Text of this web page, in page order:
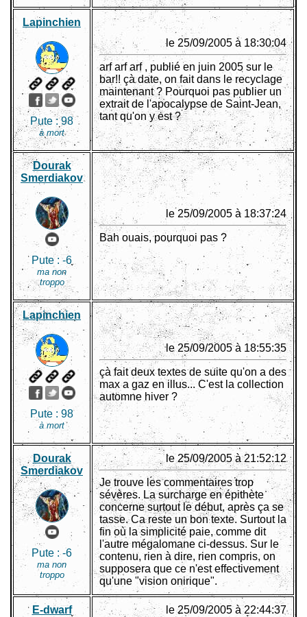
Lapinchien
Pute :98
à mort
le 25/09/2005 à 18:30:04
arf arf arf , publié en juin 2005 sur le
bar!! çà date, on fait dans le recyclage
maintenant ? Pourquoi pas publier un
extrait de l'apocalypse de Saint-Jean,
tant qu'on y est ?
Dourak
Smerdiakov
Pute : -6
ma non
troppo
le 25/09/2005 à 18:37:24
Bah ouais, pourquoi pas ?
Lapinchien
Pute : 98
à mort
le 25/09/2005 à 18:55:35
çà fait deux textes de suite qu'on a des
max a gaz en illus... C'est la collection
automne hiver ?
Dourak
Smerdiakov
Pute :-6
ma non
troppo
le 25/09/2005 à 21:52:12
Je trouve les commentaires trop
sévères. La surcharge en épithète
concerne surtout le début, après ça se
tasse. Ca reste un bon texte. Surtout la
fin où la simplicité paie, comme dit
l'autre mégalomane ci-dessus. Sur le
contenu, rien à dire, rien compris, on
supposera que ce n'est effectivement
qu'une "vision onirique".
E-dwarf le 25/09/2005 à 22:44:37